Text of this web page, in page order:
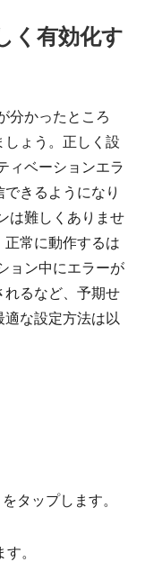
く有効化す
分かったところ
しょう。正しく設
ィベーションエラ
きるようになり
は難しくありませ
正常に動作するは
ョン中にエラーが
れるなど、予期せ
な設定方法は以
タップします。
。